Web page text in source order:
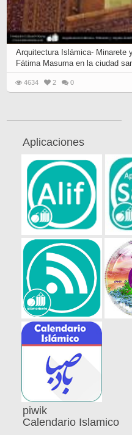
Arquitectura Islámica- Minarete
Fátima Masuma en la ciudad
4634 2 0
Aplicaciones
piwik
Calendario Islamico